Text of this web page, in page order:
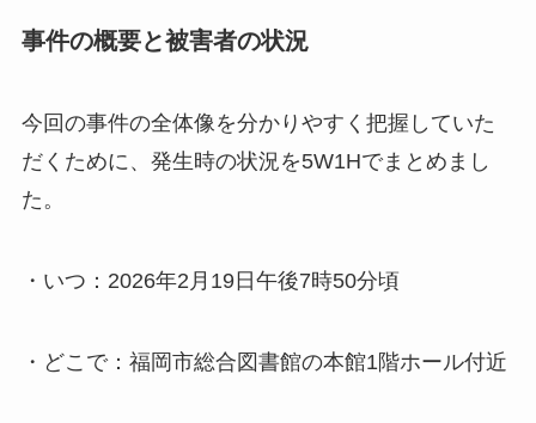
事件の概要と被害者の状況
今回の事件の全体像を分かりやすく把握していた
だくために、発生時の状況を5W1Hでまとめまし
た。
・いつ：2026年2月19日午後7時50分頃
・どこで：福岡市総合図書館の本館1階ホール付近